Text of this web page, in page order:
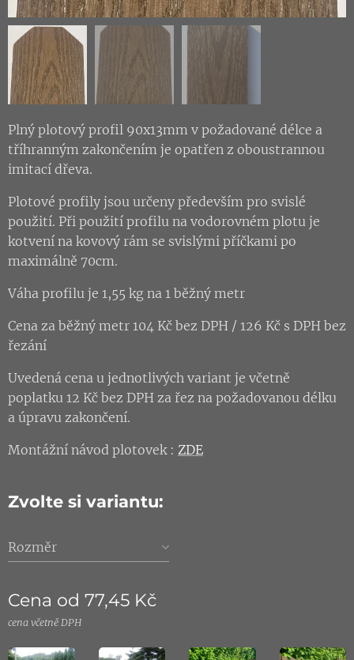
Plný plotový profil 90x13mm v požadované délce a
tříhranným zakončením je opatřen z oboustrannou
imitací dřeva.
Plotové profily jsou určeny především pro svislé
použití. Při použití profilu na vodorovném plotu je
kotvení na kovový rám se svislými příčkami po
maximálně 70cm.
Váha profilu je 1,55 kg na 1 běžný metr
Cena za běžný metr 104 Kč bez DPH / 126 Kč s DPH bez
řezání
Uvedená cena u jednotlivých variant je včetně
poplatku 12 Kč bez DPH za řez na požadovanou délku
a úpravu zakončení.
Montážní návod plotovek : ZDE
Zvolte si variantu:
Rozměr
Cena od 77,45 Kč
cena včetně DPH